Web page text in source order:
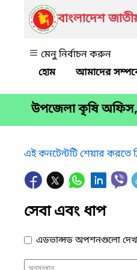
বাংলাদেশ
মেনু নির্বাচন করুন
আমাদের
উপজেলা কৃষি অফিস,
এই কনটেন্টটি শেয়ার করতে
সেবা এবং ধাপ
এডভান্সড অপশনগুলো